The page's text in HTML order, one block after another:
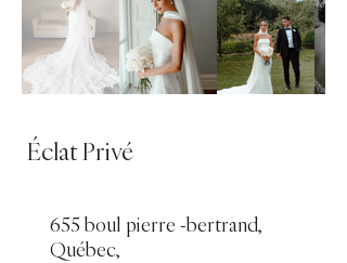
Éclat Privé
655 boul pierre -bertrand,
Québec,